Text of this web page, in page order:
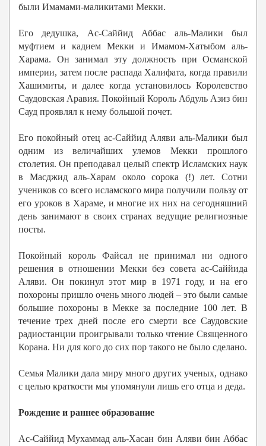
были Имамами-маликитами Мекки.
Его дедушка, Ас-Саййид Аббас аль-Малики был
муфтием и кадием Мекки и Имамом-Хатыбом аль-
Харама. Он занимал эту должность при Османской
империи, затем после распада Халифата, когда правили
Хашимиты, и далее когда установилось Королевство
Саудовская Аравия. Покойный Король Абдуль Азиз бин
Сауд проявлял к нему большой почет.
Его покойный отец aс-Саййид Аляви аль-Малики был
одним из величайших улемов Мекки прошлого
столетия. Он преподавал целый спектр Исламских наук
в Масджид аль-Харам около сорока (!) лет. Сотни
учеников со всего исламского мира получили пользу от
его уроков в Хараме, и многие их них на сегодняшний
день занимают в своих странах ведущие религиозные
посты.
Покойный король Файсал не принимал ни одного
решения в отношении Мекки без совета ас-Саййида
Аляви. Он покинул этот мир в 1971 году, и на его
похороны пришло очень много людей – это были самые
большие похороны в Мекке за последние 100 лет. В
течение трех дней после его смерти все Саудовские
радиостанции проигрывали только чтение Священного
Корана. Ни для кого до сих пор такого не было сделано.
Семья Малики дала миру много других ученых, однако
с целью краткости мы упомянули лишь его отца и деда.
Рождение и раннее образование
Ас-Саййид Мухаммад аль-Хасан бин Аляви бин Аббас